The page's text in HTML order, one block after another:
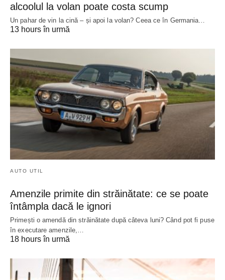
alcoolul la volan poate costa scump
Un pahar de vin la cină – și apoi la volan? Ceea ce în Germania…
13 hours în urmă
AUTO UTIL
Amenzile primite din străinătate: ce se poate
întâmpla dacă le ignori
Primești o amendă din străinătate după câteva luni? Când pot fi puse
în executare amenzile,…
18 hours în urmă